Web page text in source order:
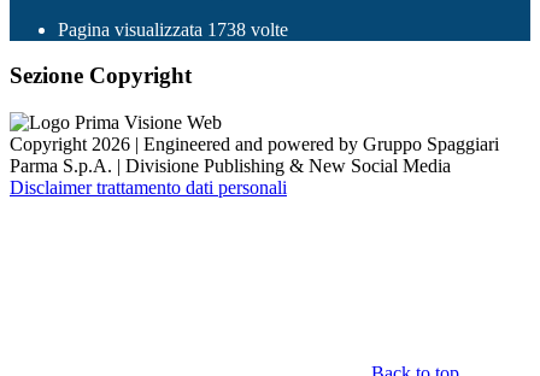
Pagina visualizzata 1738 volte
Sezione Copyright
Copyright 2026 | Engineered and powered by Gruppo Spaggiari
Parma S.p.A. | Divisione Publishing & New Social Media
Disclaimer trattamento dati personali